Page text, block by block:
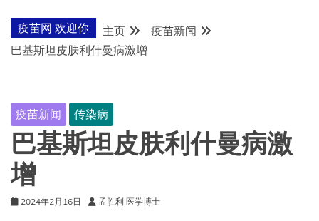
疫苗网 欢迎你 主页
疫苗新闻
巴基斯坦皮肤利什曼病激增
疫苗新闻 传染病
巴基斯坦皮肤利什曼病激
增
2024年2月16日 孟胜利 医学博士